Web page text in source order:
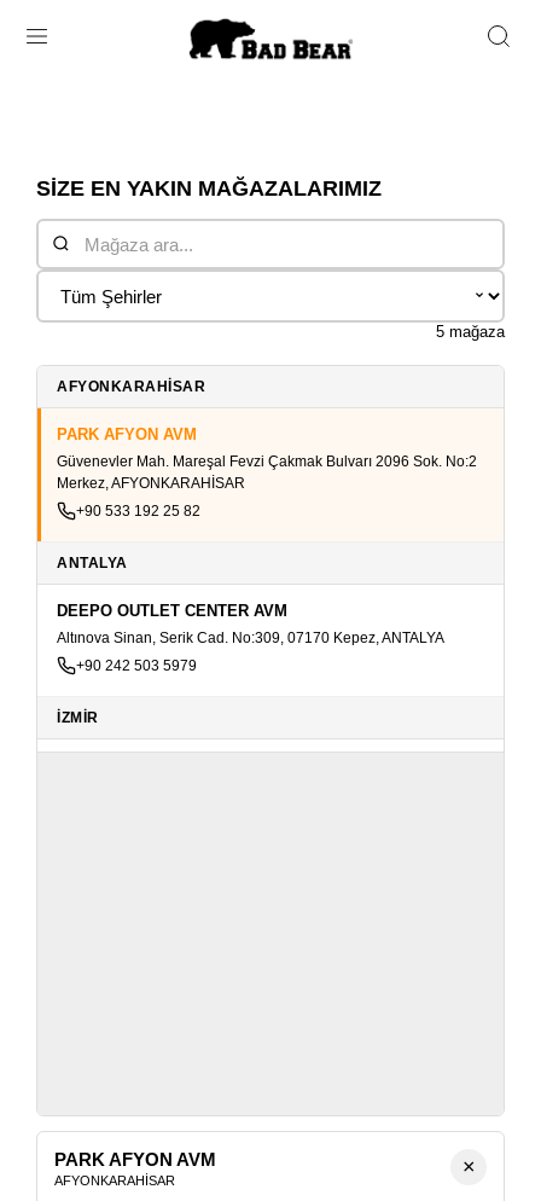
SİZE EN YAKIN MAĞAZALARIMIZ
5 mağaza
AFYONKARAHİSAR
PARK AFYON AVM
Güvenevler Mah. Mareşal Fevzi Çakmak Bulvarı 2096 Sok. No:2
Merkez, AFYONKARAHİSAR
+90 533 192 25 82
ANTALYA
DEEPO OUTLET CENTER AVM
Altınova Sinan, Serik Cad. No:309, 07170 Kepez, ANTALYA
+90 242 503 5979
İZMİR
+90 462 330 01 61
PARK AFYON AVM
AFYONKARAHİSAR
×